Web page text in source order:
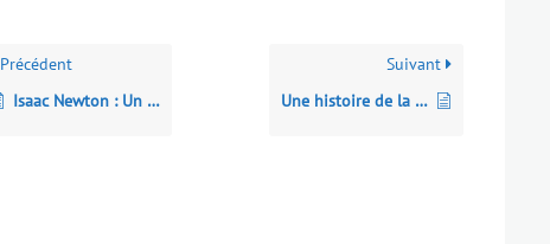
Précédent
Isaac Newton : Un destin fabuleux
Suivant
Une histoire de la pensée rationnelle. Vol. 1. Les mythes et la raison : la physique de la préhistoire à Brahmagupta